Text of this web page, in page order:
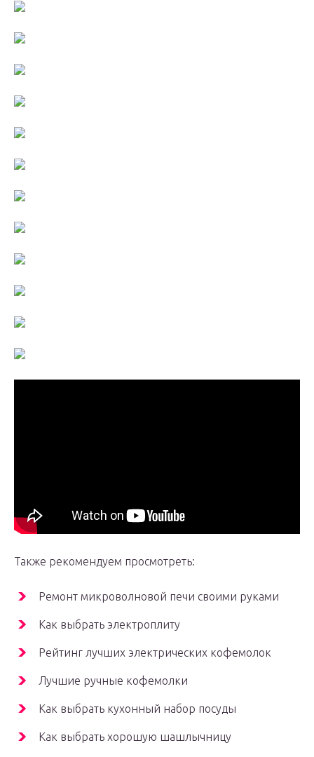
Также рекомендуем просмотреть:
Ремонт микроволновой печи своими руками
Как выбрать электроплиту
Рейтинг лучших электрических кофемолок
Лучшие ручные кофемолки
Как выбрать кухонный набор посуды
Как выбрать хорошую шашлычницу